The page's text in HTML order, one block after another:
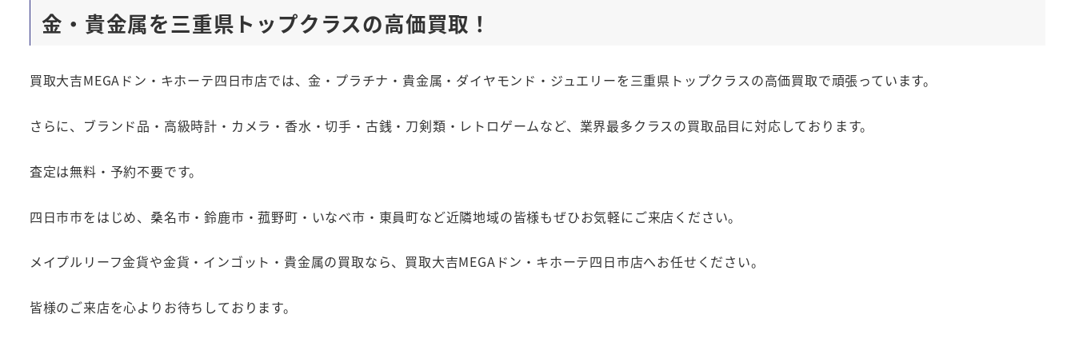
金・貴金属を三重県トップクラスの高価買取！
買取大吉MEGAドン・キホーテ四日市店では、金・プラチナ・貴金属・ダイヤモンド・ジュエリーを三重県トップクラスの高価買取で頑張っています。
さらに、ブランド品・高級時計・カメラ・香水・切手・古銭・刀剣類・レトロゲームなど、業界最多クラスの買取品目に対応しております。
査定は無料・予約不要です。
四日市市をはじめ、桑名市・鈴鹿市・菰野町・いなべ市・東員町など近隣地域の皆様もぜひお気軽にご来店ください。
メイプルリーフ金貨や金貨・インゴット・貴金属の買取なら、買取大吉MEGAドン・キホーテ四日市店へお任せください。
皆様のご来店を心よりお待ちしております。